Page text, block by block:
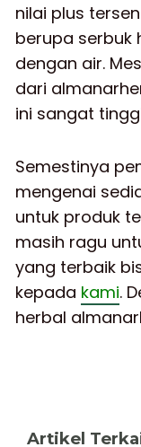
nilai plus
berupa serbuk
dengan air.
dari
ini sangat
Semestinya
mengenai
untuk produk
masih ragu
yang terbaik
kepada kami.
herbal
Artikel